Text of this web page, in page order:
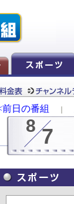
前日の番組
8 7